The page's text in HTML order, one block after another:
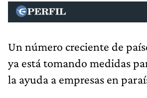
Un número creciente de
ya está tomando medidas
la ayuda a empresas en